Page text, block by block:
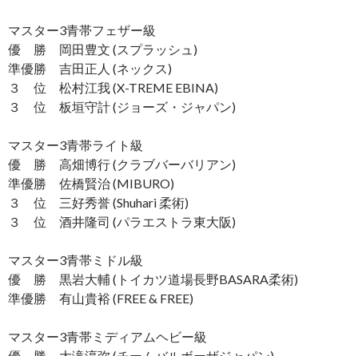
マスター3青帯フェザー級
優 勝 岡田豊文 (スプラッシュ)
準優勝 吉田正人 (ネックス)
３ 位 松村江我 (X-TREME EBINA)
３ 位 板垣守計 (ジョーズ・ジャパン)
マスター3青帯ライト級
優 勝 高畑博行 (クラブバーバリアン)
準優勝 佐橋賢治 (MIBURO)
３ 位 三好秀誉 (Shuhari 柔術)
３ 位 酒井隆司 (パラエストラ東大阪)
マスター3青帯ミドル級
優 勝 黒岩大輔 (トイカツ道場長野BASARA柔術)
準優勝 有山貴裕 (FREE & FREE)
マスター3青帯ミディアムヘビー級